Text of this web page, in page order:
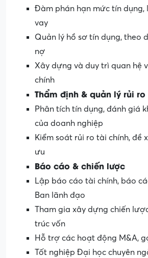
Đàm phán hạn mức tín dụng,
vay
Quản lý hồ sơ tín dụng, theo
nợ
Xây dựng và duy trì quan hệ
chính
Thẩm định & quản lý rủi ro
Phân tích tín dụng, đánh giá
của doanh nghiệp
Kiểm soát rủi ro tài chính, đề
ưu
Báo cáo & chiến lược
Lập báo cáo tài chính, báo
Ban lãnh đạo
Tham gia xây dựng chiến
trúc vốn
Hỗ trợ các hoạt động M&A,
Tốt nghiệp Đại học chuyên